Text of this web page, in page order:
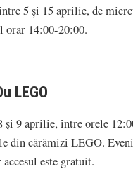
5 și 15 aprilie, de
orar 14:00-20:00.
LEGO
9 aprilie, între orele
din cărămizi LEGO.
este gratuit.